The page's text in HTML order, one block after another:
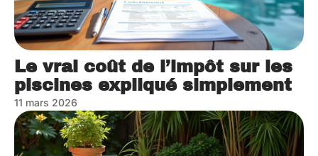
Le vrai coût de l’impôt sur les
piscines expliqué simplement
11 mars 2026